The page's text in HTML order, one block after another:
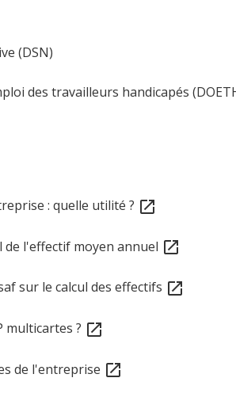
(DSN)
des travailleurs handicapés
: quelle utilité ? open_in_new
de l'effectif moyen annuel open_in_new
sur le calcul des effectifs open_in_new
multicartes ? open_in_new
de l'entreprise open_in_new